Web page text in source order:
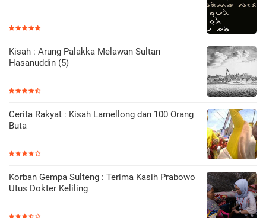
Kisah : Arung Palakka Melawan Sultan
Hasanuddin (5)
Cerita Rakyat : Kisah Lamellong dan 100 Orang
Buta
Korban Gempa Sulteng : Terima Kasih Prabowo
Utus Dokter Keliling